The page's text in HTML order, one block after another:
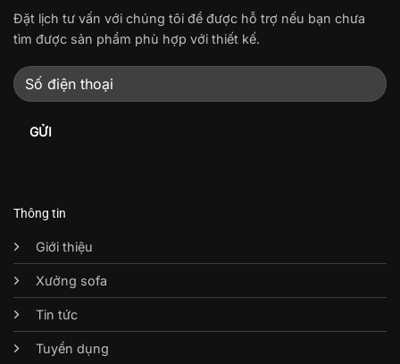
Thông tin
Giới thiệu
Xưởng sofa
Tin tức
Tuyển dụng
Đặt lịch tư vấn với chúng tôi để được hỗ trợ nếu bạn chưa
tìm được sản phẩm phù hợp với thiết kế.